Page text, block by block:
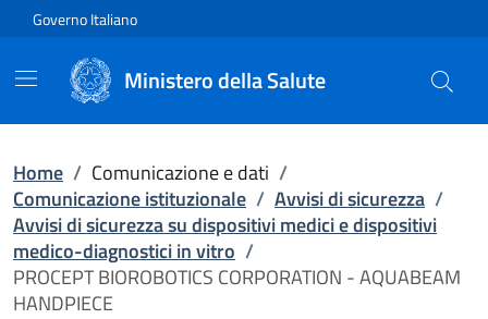
Vai direttamente al contenuto
Governo Italiano
Ministero della Salute
Home / Comunicazione e dati /
Comunicazione istituzionale / Avvisi di sicurezza /
Avvisi di sicurezza su dispositivi medici e dispositivi
medico-diagnostici in vitro /
PROCEPT BIOROBOTICS CORPORATION - AQUABEAM
HANDPIECE